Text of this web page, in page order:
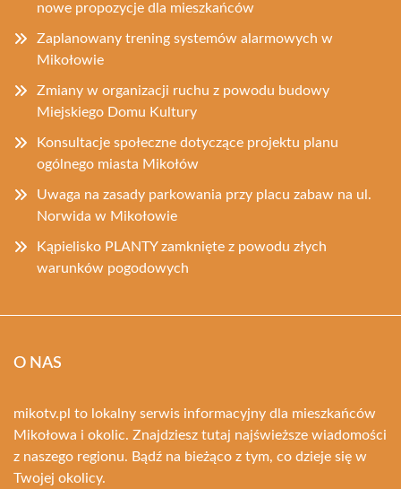
nowe propozycje dla mieszkańców
Zaplanowany trening systemów alarmowych w
Mikołowie
Zmiany w organizacji ruchu z powodu budowy
Miejskiego Domu Kultury
Konsultacje społeczne dotyczące projektu planu
ogólnego miasta Mikołów
Uwaga na zasady parkowania przy placu zabaw na ul.
Norwida w Mikołowie
Kąpielisko PLANTY zamknięte z powodu złych
warunków pogodowych
O NAS
mikotv.pl to lokalny serwis informacyjny dla mieszkańców
Mikołowa i okolic. Znajdziesz tutaj najświeższe wiadomości
z naszego regionu. Bądź na bieżąco z tym, co dzieje się w
Twojej okolicy.